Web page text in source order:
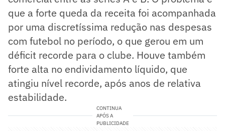
que a forte queda da receita foi acompanhada
por uma discretíssima redução nas despesas
com futebol no período, o que gerou em um
déficit recorde para o clube. Houve também
forte alta no endividamento líquido, que
atingiu nível recorde, após anos de relativa
estabilidade.
CONTINUA
APÓS A
PUBLICIDADE